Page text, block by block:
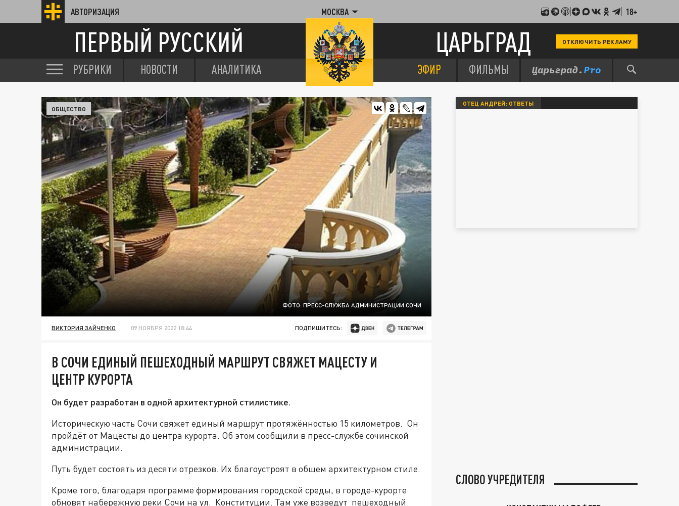
АВТОРИЗАЦИЯ МОСКВА 18+
ПЕРВЫЙ РУССКИЙ ЦАРЬГРАД ОТКЛЮЧИТЬ РЕКЛАМУ
РУБРИКИ НОВОСТИ АНАЛИТИКА ЭФИР ФИЛЬМЫ
ФОТО: ПРЕСС-СЛУЖБА АДМИНИСТРАЦИИ СОЧИ
ОБЩЕСТВО
ВИКТОРИЯ ЗАЙЧЕНКО 09 НОЯБРЯ 2022 18:44 ПОДПИШИТЕСЬ:
В СОЧИ ЕДИНЫЙ ПЕШЕХОДНЫЙ МАРШРУТ СВЯЖЕТ МАЦЕСТУ И
ЦЕНТР КУРОРТА
Он будет разработан в одной архитектурной стилистике.
Историческую часть Сочи свяжет единый маршрут протяжённостью 15 километров. Он
пройдёт от Мацесты до центра курорта. Об этом сообщили в пресс-службе сочинской
администрации.
Путь будет состоять из десяти отрезков. Их благоустроят в общем архитектурном стиле.
Кроме того, благодаря программе формирования городской среды, в городе-курорте
обновят набережную реки Сочи на ул. Конституции. Там уже возведут пешеходный
ОТЕЦ АНДРЕЙ: ОТВЕТЫ
СЛОВО УЧРЕДИТЕЛЯ